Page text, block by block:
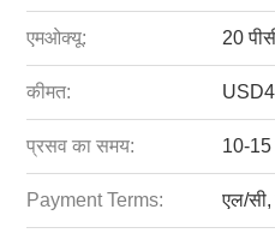
एमओक्यू: 20
कीमत:
प्रसव का समय: 10-15
Payment Terms: एल/सी,